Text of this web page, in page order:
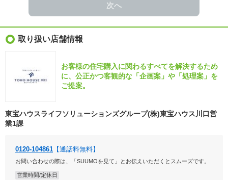
次へ
取り扱い店舗情報
お客様の住宅購入に関わるすべてを解決するため
に、公正かつ客観的な「企画案」や「処理案」を
ご提案。
東宝ハウスライフソリューションズグループ(株)東宝ハウス川口営
業1課
0120-104861 【通話料無料】
お問い合わせの際は、「SUUMOを見て」とお伝えいただくとスムーズです。
営業時間/定休日